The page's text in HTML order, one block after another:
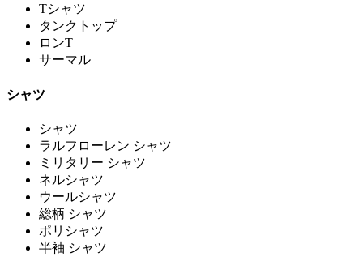
Tシャツ
タンクトップ
ロンT
サーマル
シャツ
シャツ
ラルフローレン シャツ
ミリタリー シャツ
ネルシャツ
ウールシャツ
総柄 シャツ
ポリシャツ
半袖 シャツ